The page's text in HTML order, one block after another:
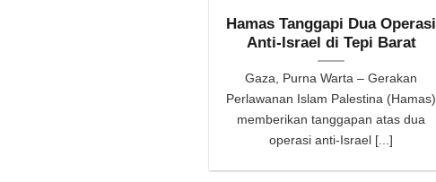
Hamas Tanggapi Dua Operasi
Anti-Israel di Tepi Barat
Gaza, Purna Warta – Gerakan
Perlawanan Islam Palestina (Hamas)
memberikan tanggapan atas dua
operasi anti-Israel [...]